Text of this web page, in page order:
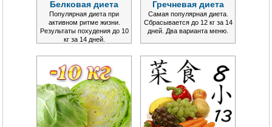
Белковая диета
Популярная диета при
активном ритме жизни.
Результаты похудения до 10
кг за 14 дней.
Гречневая диета
Самая популярная диета.
Сбрасывается до 12 кг за 14
дней. Два варианта меню.